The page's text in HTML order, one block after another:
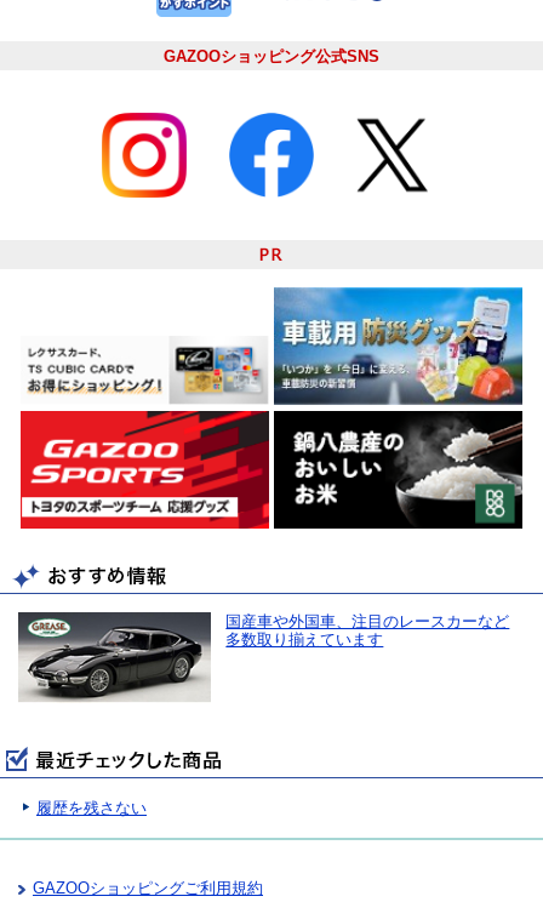
GAZOOショッピング公式SNS
国産車や外国車、注目のレースカーなど
多数取り揃えています
履歴を残さない
GAZOOショッピングご利用規約